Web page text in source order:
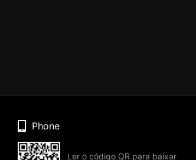
Phone
Ler o código QR para baixar